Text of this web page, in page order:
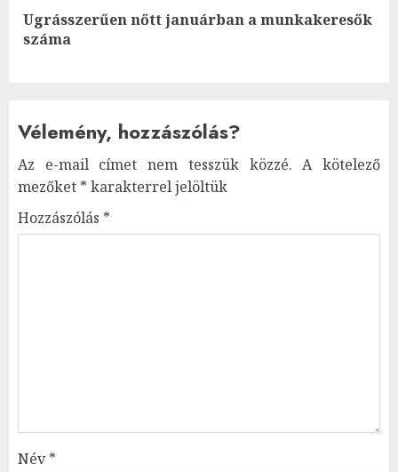
Next
post:
Ugrásszerűen nőtt januárban a munkakeresők
száma
Vélemény, hozzászólás?
Az e-mail címet nem tesszük közzé. A kötelező
mezőket * karakterrel jelöltük
Hozzászólás *
Név*